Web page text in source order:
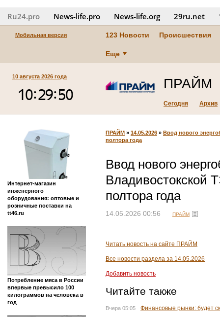
Ru24.pro News‑life.pro News‑life.org 29ru.net
Мобильная версия 123 Новости Происшествия
Еще
10 августа 2026 года ПРАЙМ
Сегодня Архив
Интернет-магазин
инженерного
оборудования: оптовые и
розничные поставки на
tt46.ru
Потребление мяса в России
впервые превысило 100
килограммов на человека в
год
ПРАЙМ » 14.05.2026 » Ввод нового
полтора года
Ввод нового
Владивостокской
полтора года
14.05.2026 00:56 ПРАЙМ
Читать новость на сайте ПРАЙМ
Все новости раздела за 14.05.2026
Добавить новость
Читайте также
Вчера 05:05 Финансовые рынки: будет